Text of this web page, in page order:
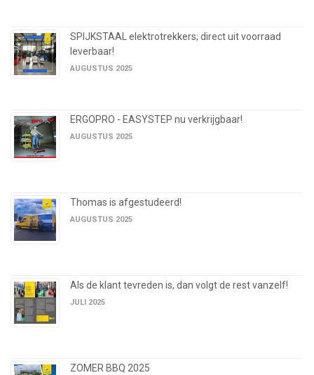
SPIJKSTAAL elektrotrekkers; direct uit voorraad
leverbaar!
AUGUSTUS 2025
ERGOPRO - EASYSTEP nu verkrijgbaar!
AUGUSTUS 2025
Thomas is afgestudeerd!
AUGUSTUS 2025
Als de klant tevreden is, dan volgt de rest vanzelf!
JULI 2025
ZOMER BBQ 2025